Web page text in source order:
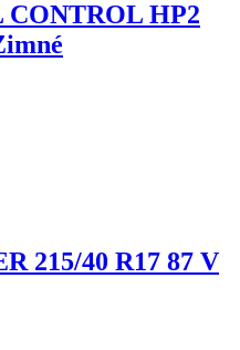
HP2
215/40 R17 87 V